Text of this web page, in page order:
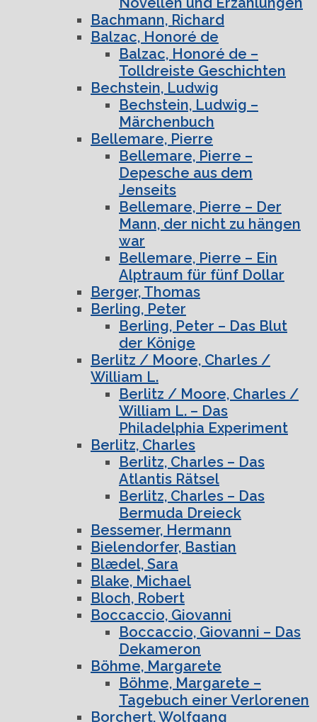
Bachmann, Richard
Balzac, Honoré de
Balzac, Honoré de –
Tolldreiste Geschichten
Bechstein, Ludwig
Bechstein, Ludwig –
Märchenbuch
Bellemare, Pierre
Bellemare, Pierre –
Depesche aus dem
Jenseits
Bellemare, Pierre – Der
Mann, der nicht zu hängen
war
Bellemare, Pierre – Ein
Alptraum für fünf Dollar
Berger, Thomas
Berling, Peter
Berling, Peter – Das Blut
der Könige
Berlitz / Moore, Charles /
William L.
Berlitz / Moore, Charles /
William L. – Das
Philadelphia Experiment
Berlitz, Charles
Berlitz, Charles – Das
Atlantis Rätsel
Berlitz, Charles – Das
Bermuda Dreieck
Bessemer, Hermann
Bielendorfer, Bastian
Blædel, Sara
Blake, Michael
Bloch, Robert
Boccaccio, Giovanni
Boccaccio, Giovanni – Das
Dekameron
Böhme, Margarete
Böhme, Margarete –
Tagebuch einer Verlorenen
Borchert, Wolfgang